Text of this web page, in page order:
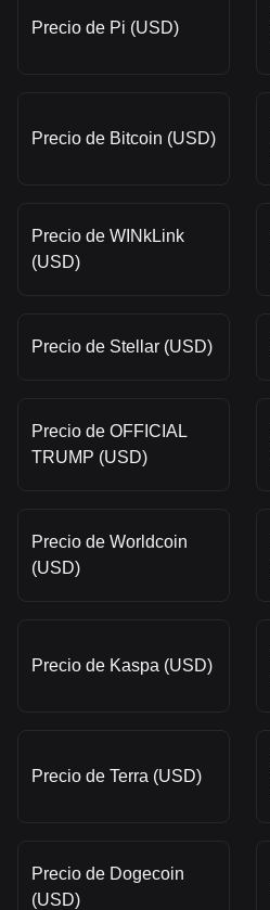
Precio de Pi (USD)
Precio de Bitcoin (USD)
Precio de WINkLink
(USD)
Precio de Stellar (USD)
Precio de OFFICIAL
TRUMP (USD)
Precio de Worldcoin
(USD)
Precio de Kaspa (USD)
Precio de Terra (USD)
Precio de Dogecoin
(USD)